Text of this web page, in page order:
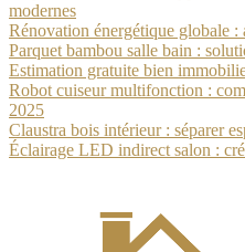
modernes
Rénovation énergétique globale
Parquet bambou salle bain :
Estimation gratuite bien
Robot cuiseur multifonction :
2025
Claustra bois intérieur : séparer
Éclairage LED indirect salon :